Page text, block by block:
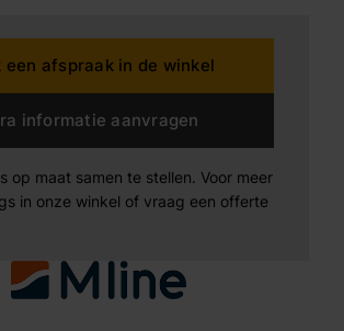
zit aan de onderkant een
laag. Geprofileerd
basislaag van koudschuim is
wordt je hele lichaam op de
veerkrachtigheid en een
Doordat het schuim redelijk
het schuim zorgen naast de zonering
ventilatie en een goede vochtregulatie.
een afspraak in de winkel
informatie aanvragen
op maat samen te stellen. Voor meer
in onze winkel of vraag een offerte